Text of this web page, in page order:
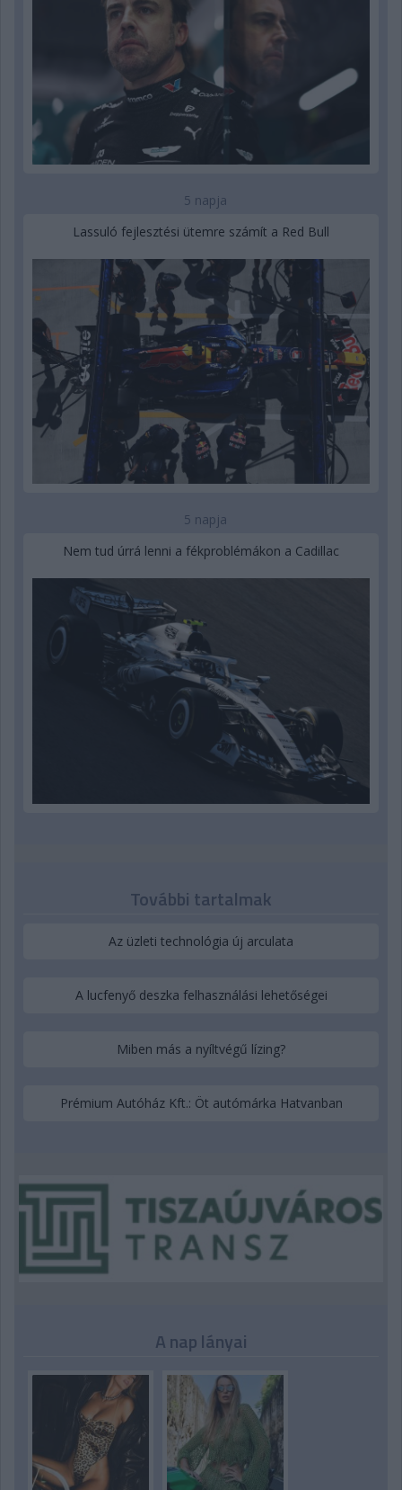
5 napja
Lassuló fejlesztési ütemre számít a Red Bull
5 napja
Nem tud úrrá lenni a fékproblémákon a Cadillac
További tartalmak
Az üzleti technológia új arculata
A lucfenyő deszka felhasználási lehetőségei
Miben más a nyíltvégű lízing?
Prémium Autóház Kft.: Öt autómárka Hatvanban
A nap lányai